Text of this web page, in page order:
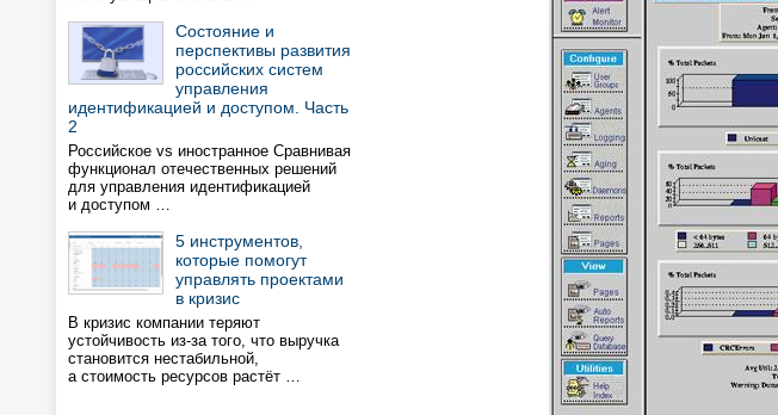
Состояние и
перспективы развития
российских систем
управления
идентификацией и доступом. Часть
2
Российское vs иностранное Сравнивая
функционал отечественных решений
для управления идентификацией
и доступом …
5 инструментов,
которые помогут
управлять проектами
в кризис
В кризис компании теряют
устойчивость из-за того, что выручка
становится нестабильной,
а стоимость ресурсов растёт …